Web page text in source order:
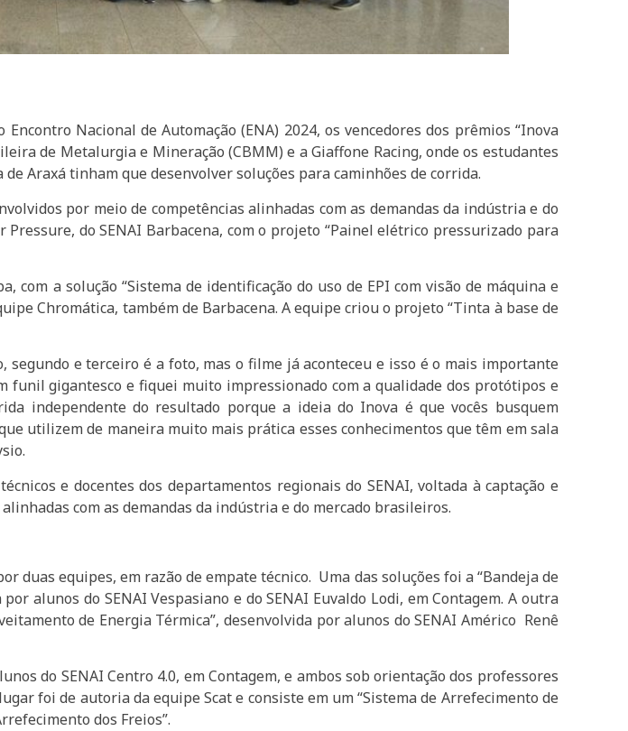
Nacional de Automação (ENA) 2024, os vencedores dos prêmios “Inova
de Metalurgia e Mineração (CBMM) e a Giaffone Racing, onde os estudantes
Araxá tinham que desenvolver soluções para caminhões de corrida.
por meio de competências alinhadas com as demandas da indústria e do
do SENAI Barbacena, com o projeto “Painel elétrico pressurizado para
a solução “Sistema de identificação do uso de EPI com visão de máquina e
Chromática, também de Barbacena. A equipe criou o projeto “Tinta à base de
e terceiro é a foto, mas o filme já aconteceu e isso é o mais importante
gigantesco e fiquei muito impressionado com a qualidade dos protótipos e
independente do resultado porque a ideia do Inova é que vocês busquem
utilizem de maneira muito mais prática esses conhecimentos que têm em sala
e docentes dos departamentos regionais do SENAI, voltada à captação e
com as demandas da indústria e do mercado brasileiros.
duas equipes, em razão de empate técnico. Uma das soluções foi a “Bandeja de
alunos do SENAI Vespasiano e do SENAI Euvaldo Lodi, em Contagem. A outra
de Energia Térmica”, desenvolvida por alunos do SENAI Américo Renê
do SENAI Centro 4.0, em Contagem, e ambos sob orientação dos professores
foi de autoria da equipe Scat e consiste em um “Sistema de Arrefecimento de
dos Freios”.